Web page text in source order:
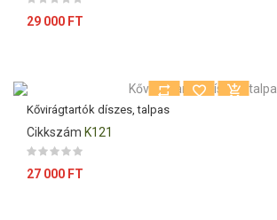
Ár
29 000 FT
Kővirágtartók díszes, talpas
Cikkszám K121
Ár
27 000 FT